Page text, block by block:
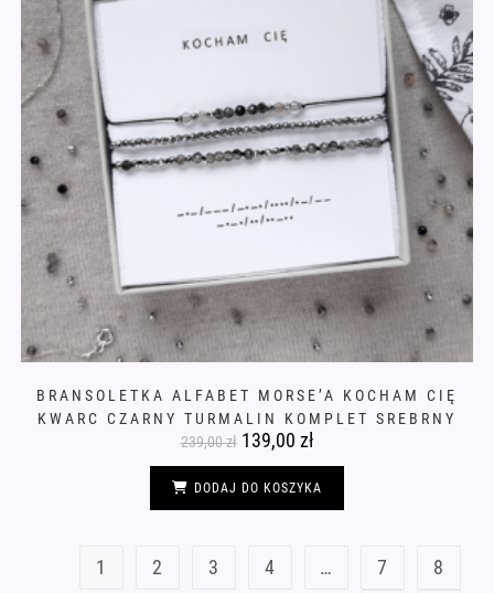
BRANSOLETKA ALFABET MORSE’A KOCHAM CIĘ
KWARC CZARNY TURMALIN KOMPLET SREBRNY
239,00zł Pierwotna
cena
wynosiła:
239,00 zł.
139,00 złAktualna
wynosi:
139,00 zł.
DODAJ DO KOSZYKA
1 2 3 4 … 7
8